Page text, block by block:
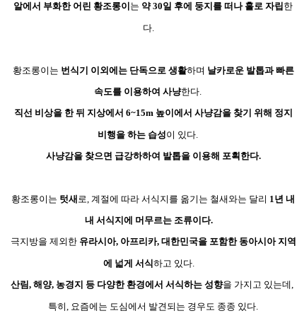
알에서 부화한 어린 황조롱이 는 약30일 후에 둥지를 떠나 홀로 자립 한
다.
황조롱이는 번식기 이외에는 단독으로 생활하며 날카로운 발톱과 빠른
속도를 이용하여 사냥한다.
직선 비상을 한 뒤 지상에서 6~15m 높이에서 사냥감을 찾기 위해 정지
비행을 하는 습성이 있다.
사냥감을 찾으면 급강하하여 발톱을 이용해 포획 한다.
황조롱이는 텃새 로,계절에 따라 서식지를 옮기는 철새와는 달리 1년 내
내 서식지에 머무르는 조류이다.
극지방을 제외한 유라시아, 아프리카, 대한민국을 포함한 동아시아 지역
에 넓게 서식하고 있다.
산림,해양, 농경지 등 다양한 환경에서 서식하는 성향을 가지고 있는데,
특히, 요즘에는 도심에서 발견되는 경우도 종종 있다.